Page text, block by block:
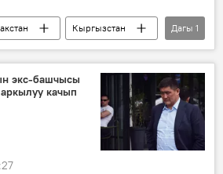
Кыргызстан
Дагы 1
экс-башчысы
качып